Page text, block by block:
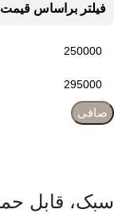
فیلتر براساس قیمت
صافی
سبک، قابل